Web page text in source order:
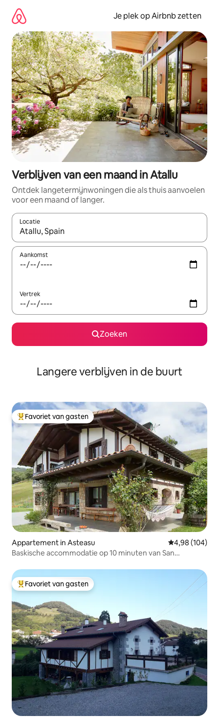
direct
naar
inhoud
Je plek op Airbnb zetten
Verblijven van een maand in Atallu
Ontdek langetermijnwoningen die als thuis aanvoelen
voor een maand of langer.
Locatie
Wanneer er resultaten beschikbaar zijn, maak je een keuze
Aankomst
Vertrek
Zoeken
Langere verblijven in de buurt
Topfavoriet van gasten
Favoriet van gasten
Appartement in Asteasu Gemiddelde
4,98 (104)
Baskische accommodatie op 10 minuten van San
Topfavoriet van gasten
Favoriet van gasten